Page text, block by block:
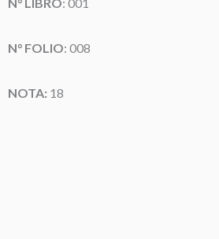
N° FOLIO: 008
NOTA: 18